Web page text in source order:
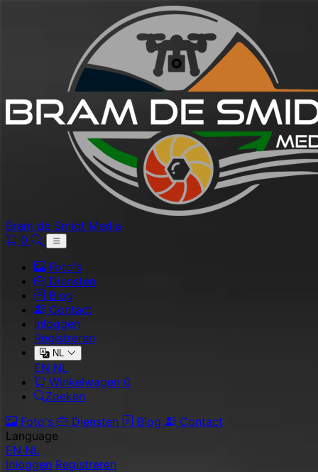
Bram de Smidt Media
0
Foto's
Diensten
Blog
Contact
Inloggen
Registreren
NL
EN NL
Winkelwagen 0
Zoeken
Foto's
Diensten Blog
Contact
Language
EN NL
Inloggen Registreren